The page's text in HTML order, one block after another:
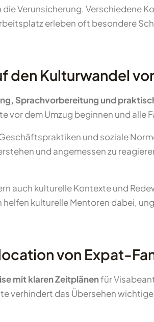
Verunsicherung. Verschiedene
erleben oft besondere
den Kulturwandel
Sprachvorbereitung und
dem Umzug beginnen und alle
und soziale
und angemessen zu
auch kulturelle Kontexte und
kulturelle Mentoren dabei,
von Expat-
mit klaren Zeitplänenfür
verhindert das Übersehen